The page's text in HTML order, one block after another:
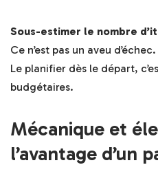
Sous-estimer le nombre
Ce n’est pas un aveu
Le planifier dès le départ,
budgétaires.
Mécanique et
l’avantage d’un